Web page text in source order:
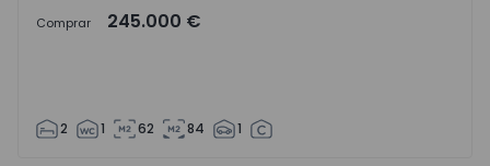
Comprar 245.000 €
2 1 62 84 1